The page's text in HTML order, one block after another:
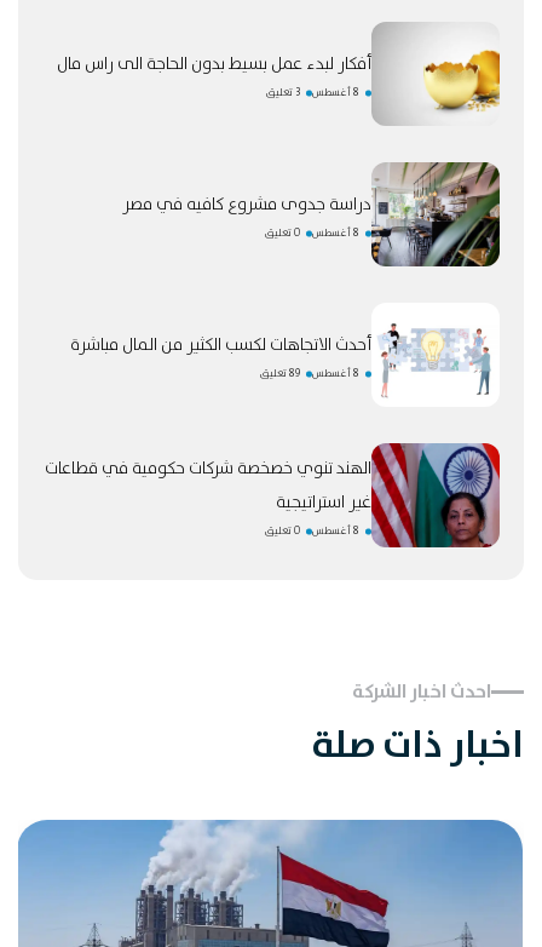
أفكار لبدء عمل بسيط بدون الحاجة الى راس مال
8 أغسطس 3 تعليق
دراسة جدوى مشروع كافيه في مصر
8 أغسطس 0 تعليق
أحدث الاتجاهات لكسب الكثير من المال مباشرة
8 أغسطس 89 تعليق
الهند تنوي خصخصة شركات حكومية في قطاعات
غير استراتيجية
8 أغسطس 0 تعليق
احدث اخبار الشركة
اخبار ذات صلة